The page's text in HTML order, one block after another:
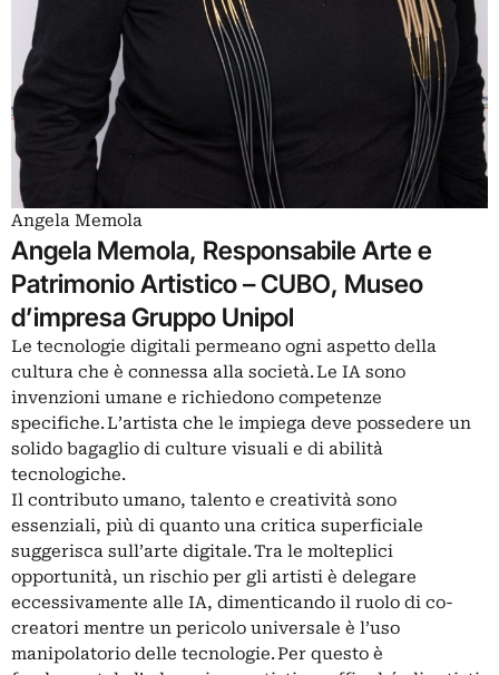
Angela Memola
Angela Memola, Responsabile Arte e
Patrimonio Artistico – CUBO, Museo
d’impresa Gruppo Unipol
Le tecnologie digitali permeano ogni aspetto della
cultura che è connessa alla società. Le IA sono
invenzioni umane e richiedono competenze
specifiche. L’artista che le impiega deve possedere un
solido bagaglio di culture visuali e di abilità
tecnologiche.
Il contributo umano, talento e creatività sono
essenziali, più di quanto una critica superficiale
suggerisca sull’arte digitale. Tra le molteplici
opportunità, un rischio per gli artisti è delegare
eccessivamente alle IA, dimenticando il ruolo di co-
creatori mentre un pericolo universale è l’uso
manipolatorio delle tecnologie. Per questo è